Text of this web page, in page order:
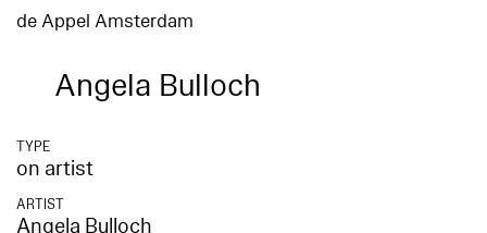
de Appel Amsterdam
Angela Bulloch
TYPE
on artist
ARTIST
Angela Bulloch